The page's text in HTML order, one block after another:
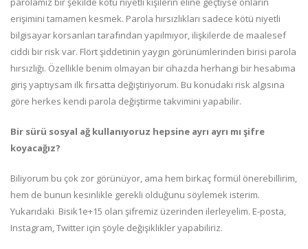
erişimini tamamen kesmek. Parola hırsızlıkları sadece kötü niyetli
bilgisayar korsanları tarafından yapılmıyor, ilişkilerde de maalesef
ciddi bir risk var. Flört şiddetinin yaygın görünümlerinden birisi parola
hırsızlığı. Özellikle benim olmayan bir cihazda herhangi bir hesabıma
giriş yaptıysam ilk fırsatta değiştiriyorum. Bu konudaki risk algısına
göre herkes kendi parola değiştirme takvimini yapabilir.
Bir sürü sosyal ağ kullanıyoruz hepsine ayrı ayrı mı şifre
koyacağız?
Biliyorum bu çok zor görünüyor, ama hem birkaç formül önerebillirim,
hem de bunun kesinlikle gerekli olduğunu söylemek isterim.
Yukarıdaki Bisik1e+15 olan şifremiz üzerinden ilerleyelim. E-posta,
Instagram, Twitter için şöyle değişiklikler yapabiliriz.